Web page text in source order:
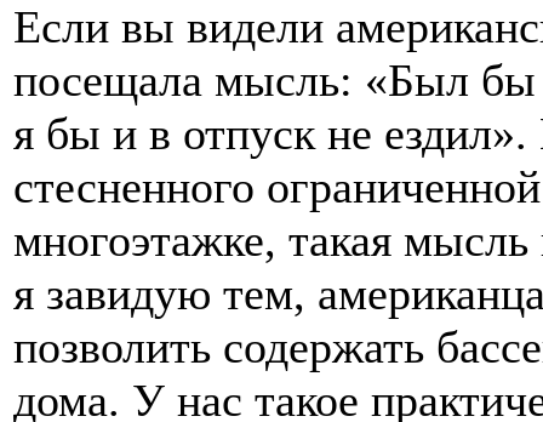
Если вы видели
посещала мысль: «Был бы
я бы и в отпуск не
стесненного
многоэтажке, такая
я завидую тем,
позволить содержать
дома. У нас такое